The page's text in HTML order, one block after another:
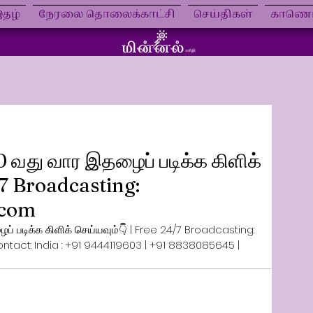
நேரலை தொலைக்காட்சி செய்திகள்
வது வார இதழைப் படிக்க கிளிக்
Broadcasting:
படிக்க கிளிக் செய்யவும்👇 | Free 24/7 Broadcasting:
India : +91 9444119603 | +91 8838085645 |